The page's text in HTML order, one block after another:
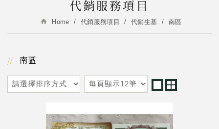
Home 代銷服務項目 代銷生基 南區
代銷服務項目
南區